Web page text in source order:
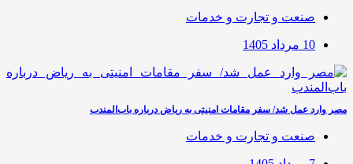
صنعت و تجارت و خدمات
10 مرداد 1405
مصر وارد عمل شد/ سفر مقامات امنیتی به ریاض درباره باب‌المندب
صنعت و تجارت و خدمات